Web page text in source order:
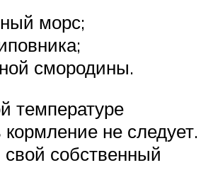
морс;
смородины.
температуре
не следует.
собственный